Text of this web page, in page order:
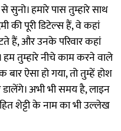
हमारे पास तुम्हारे साथ
की पूरी डिटेल्स हैं, वे कहां
हैं, और उनके परिवार कहां
तुम्हारे नीचे काम करने वाले
ऐसा हो गया, तो तुम्हें होश
डालेंगे। अभी भी समय है, लाइन
शेट्टी के नाम का भी उल्लेख